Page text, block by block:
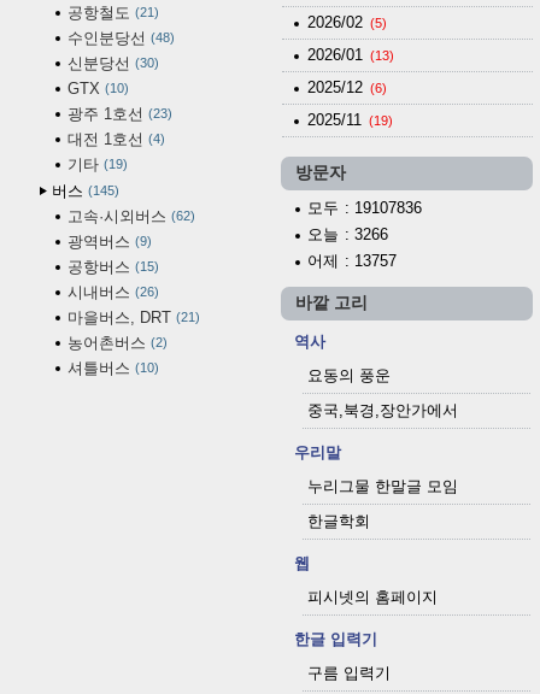
공항철도 21
수인분당선 48
신분당선 30
GTX 10
광주 1호선 23
대전 1호선 4
기타 19
버스 145
고속·시외버스 62
광역버스 9
공항버스 15
시내버스 26
마을버스, DRT 21
농어촌버스 2
셔틀버스 10
2026/02 (5)
2026/01 (13)
2025/12 (6)
2025/11 (19)
방문자
모두 : 19107836
오늘 : 3266
어제 : 13757
바깥 고리
역사
요동의 풍운
중국,북경,장안가에서
우리말
누리그물 한말글 모임
한글학회
웹
피시넷의 홈페이지
한글 입력기
구름 입력기